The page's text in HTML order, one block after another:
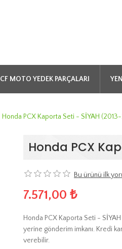
CF MOTO YEDEK PARÇALARI
Honda PCX Kaporta Seti - SİYAH
Honda PCX
Bu ürünü ilk
7.571,00 ₺
Honda PCX Kaporta Seti -
yerine gönderim imkanı. Kredi
verebilir.